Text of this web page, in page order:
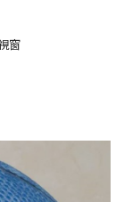
窗